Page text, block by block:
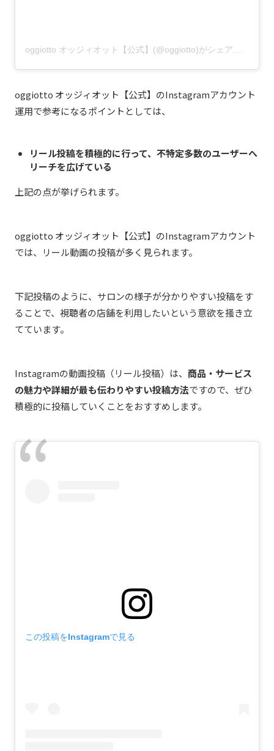
oggiotto オッジィオット【公式】(@oggiotto)がシェアした投稿
oggiotto オッジィオット【公式】のInstagramアカウント
運用で参考になるポイントとしては、
リール投稿を積極的に行って、不特定多数のユーザーへ
リーチを広げている
上記の点が挙げられます。
oggiotto オッジィオット【公式】のInstagramアカウント
では、リール動画の投稿が多く見られます。
下記投稿のように、サロンの様子が分かりやすい投稿をす
ることで、視聴者の店舗を利用したいという意欲を掻き立
てています。
Instagramの動画投稿（リール投稿）は、 商品・サービス
の魅力や詳細が最も伝わりやすい投稿方法ですので、ぜひ
積極的に投稿していくことをおすすめします。
この投稿をInstagramで見る